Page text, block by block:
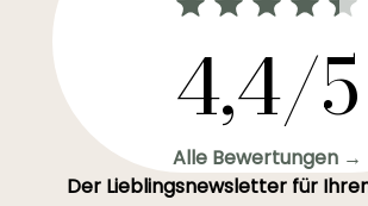
4,4/5
Alle Bewertungen →
Der Lieblingsnewsletter für